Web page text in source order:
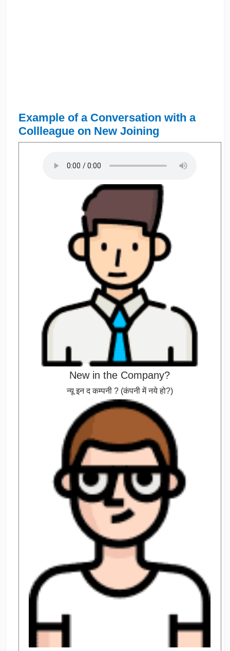
Example of a Conversation with a
Collleague on New Joining
New in the Company?
न्यू इन द कम्पनी ? (कंपनी में नये हो?)